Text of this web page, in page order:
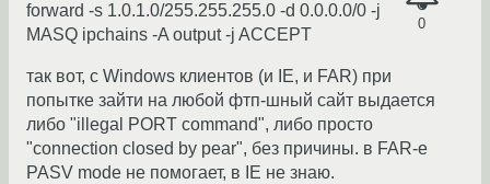
0
forward -s 1.0.1.0/255.255.255.0 -d 0.0.0.0/0 -j
MASQ ipchains -A output -j ACCEPT
так вот, с Windows клиентов (и IE, и FAR) при
попытке зайти на любой фтп-шный сайт выдается
либо "illegal PORT command", либо просто
"connection closed by pear", без причины. в FAR-е
PASV mode не помогает, в IE не знаю.